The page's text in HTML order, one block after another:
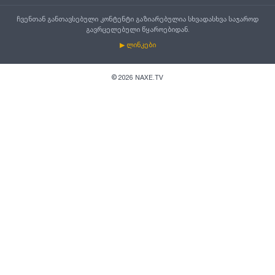
ჩვენთან განთავსებული კონტენტი გაზიარებულია სხვადასხვა საჯაროდ
გავრცელებული წყაროებიდან.
▶ ლინკები
© 2026 NAXE.TV